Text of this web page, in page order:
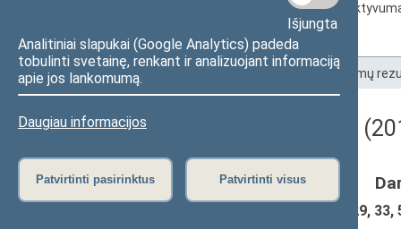
Išjungta
Analitiniai slapukai (Google Analytics) padeda
tobulinti svetainę, renkant ir analizuojant informaciją
apie jos lankomumą.
Daugiau informacijos
Patvirtinti pasirinktus Patvirtinti visus
Seimo narių
Seimo narių balsavimų rezultatai
Pradžia Seimo narių balsavimų
Darbotvarkės klausimas
Seimo rinkimų įstatymo Nr. I-2721 29,